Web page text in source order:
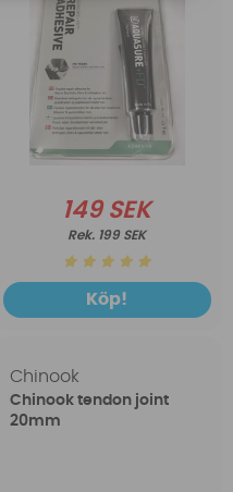
149 SEK
199 SEK
Köp!
Chinook
Chinook tendon joint
20mm